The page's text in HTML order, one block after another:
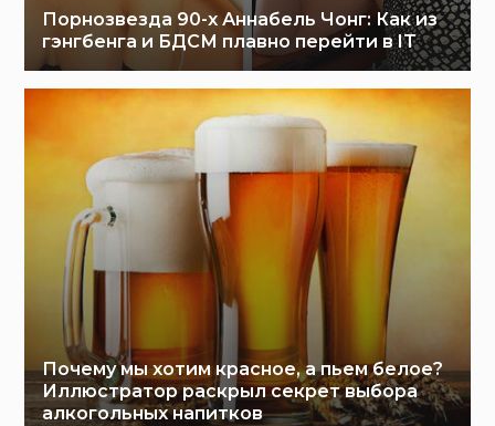
Порнозвезда 90-х Аннабель Чонг: Как из
гэнгбенга и БДСМ плавно перейти в IT
Почему мы хотим красное, а пьем белое?
Иллюстратор раскрыл секрет выбора
алкогольных напитков